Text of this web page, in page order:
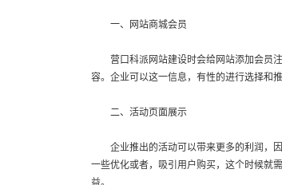
一、网站商城会员
营口科派网站建设时会给网站添加会员注
容。企业可以这一信息，有性的进行选择和
二、活动页面展示
企业推出的活动可以带来更多的利润，因
一些优化或者，吸引用户购买，这个时候就
益。